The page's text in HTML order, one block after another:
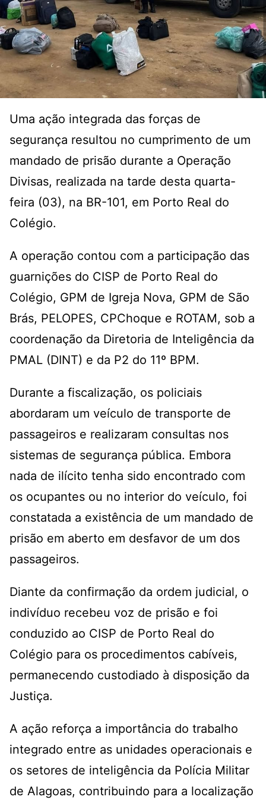
Uma ação integrada das forças de
segurança resultou no cumprimento de um
mandado de prisão durante a Operação
Divisas, realizada na tarde desta quarta-
feira (03), na BR-101, em Porto Real do
Colégio.
A operação contou com a participação das
guarnições do CISP de Porto Real do
Colégio, GPM de Igreja Nova, GPM de São
Brás, PELOPES, CPChoque e ROTAM, sob a
coordenação da Diretoria de Inteligência da
PMAL (DINT) e da P2 do 11º BPM.
Durante a fiscalização, os policiais
abordaram um veículo de transporte de
passageiros e realizaram consultas nos
sistemas de segurança pública. Embora
nada de ilícito tenha sido encontrado com
os ocupantes ou no interior do veículo, foi
constatada a existência de um mandado de
prisão em aberto em desfavor de um dos
passageiros.
Diante da confirmação da ordem judicial, o
indivíduo recebeu voz de prisão e foi
conduzido ao CISP de Porto Real do
Colégio para os procedimentos cabíveis,
permanecendo custodiado à disposição da
Justiça.
A ação reforça a importância do trabalho
integrado entre as unidades operacionais e
os setores de inteligência da Polícia Militar
de Alagoas, contribuindo para a localização